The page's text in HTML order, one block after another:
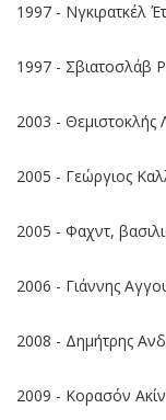
1997 - Νγκιρατκέλ
1997 - Σβιατοσλάβ
2003 - Θεμιστοκλής
2005 - Γεώργιος
2005 - Φαχντ,
2006 - Γιάννης
2008 - Δημήτρης
2009 - Κορασόν